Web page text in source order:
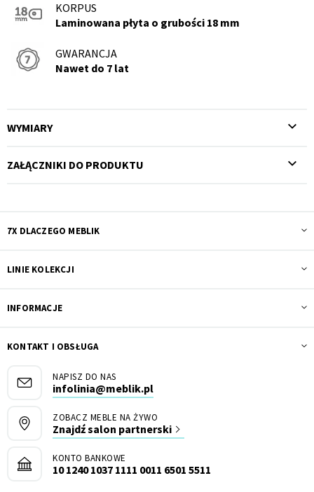
KORPUS
Laminowana płyta o grubości 18 mm
GWARANCJA
Nawet do 7 lat
WYMIARY
ZAŁĄCZNIKI DO PRODUKTU
7X DLACZEGO MEBLIK
LINIE KOLEKCJI
INFORMACJE
KONTAKT I OBSŁUGA
NAPISZ DO NAS
infolinia@meblik.pl
ZOBACZ MEBLE NA ŻYWO
Znajdź salon partnerski
KONTO BANKOWE
10 1240 1037 1111 0011 6501 5511